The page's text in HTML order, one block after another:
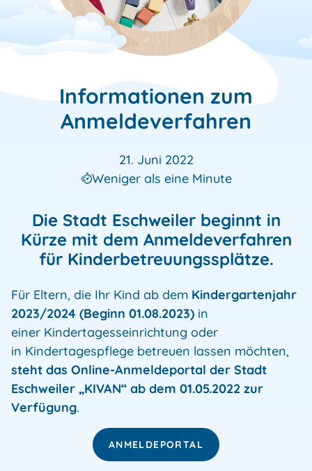
Informationen zum
Anmeldeverfahren
21. Juni 2022
Weniger als eine Minute
Die Stadt Eschweiler beginnt in
Kürze mit dem Anmeldeverfahren
für Kinderbetreuungssplätze.
Für Eltern, die Ihr Kind ab dem Kindergartenjahr
2023/2024 (Beginn 01.08.2023) in
einer Kindertagesseinrichtung oder
in Kindertagespflege betreuen lassen möchten,
steht das Online-Anmeldeportal der Stadt
Eschweiler „KIVAN“ ab dem 01.05.2022 zur
Verfügung.
ANMELDEPORTAL